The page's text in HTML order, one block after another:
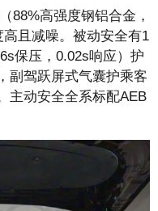
88%高强度钢铝合金，
且减噪。被动安全有1
保压，0.02s响应）护
副驾跃屏式气囊护乘客
主动安全全系标配AEB